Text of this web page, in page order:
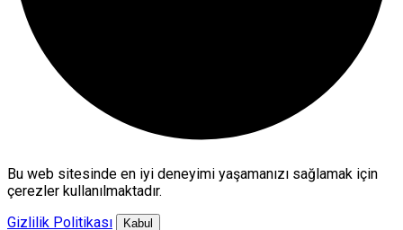
Bu web sitesinde en iyi deneyimi yaşamanızı sağlamak için
çerezler kullanılmaktadır.
Gizlilik Politikası
Kabul